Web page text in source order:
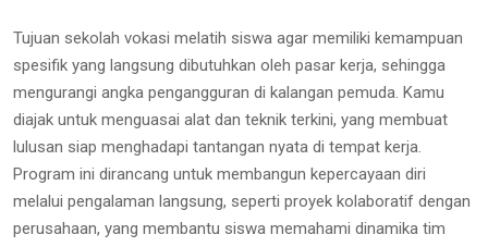
Tujuan sekolah vokasi melatih siswa agar memiliki kemampuan
spesifik yang langsung dibutuhkan oleh pasar kerja, sehingga
mengurangi angka pengangguran di kalangan pemuda. Kamu
diajak untuk menguasai alat dan teknik terkini, yang membuat
lulusan siap menghadapi tantangan nyata di tempat kerja.
Program ini dirancang untuk membangun kepercayaan diri
melalui pengalaman langsung, seperti proyek kolaboratif dengan
perusahaan, yang membantu siswa memahami dinamika tim